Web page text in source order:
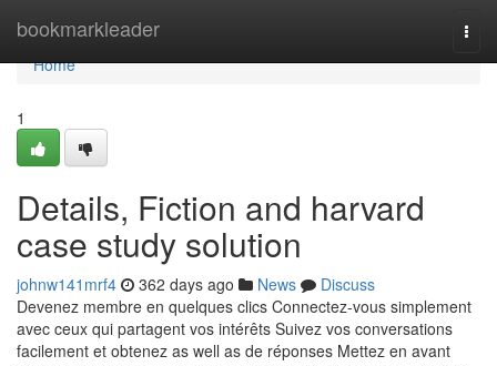
bookmarkleader
Home
Home
1
Details, Fiction and harvard
case study solution
johnw141mrf4 362 days ago News
Discuss
Devenez membre en quelques clics Connectez-vous simplement
avec ceux qui partagent vos intérêts Suivez vos conversations
facilement et obtenez as well as de réponses Mettez en avant